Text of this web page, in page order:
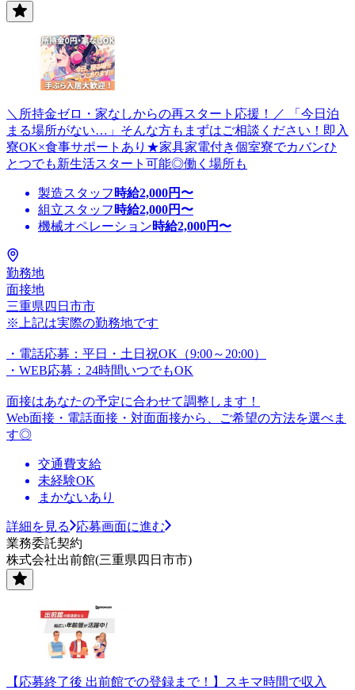
＼所持金ゼロ・家なしからの再スタート応援！／ 「今日泊
まる場所がない…」そんな方もまずはご相談ください！即入
寮OK×食事サポートあり★家具家電付き個室寮でカバンひ
とつでも新生活スタート可能◎働く場所も
製造スタッフ 時給2,000円〜
組立スタッフ 時給2,000円〜
機械オペレーション時給2,000円〜
勤務地
面接地
三重県四日市市
※上記は実際の勤務地です
・電話応募：平日・土日祝OK（9:00～20:00）
・WEB応募：24時間いつでもOK
面接はあなたの予定に合わせて調整します！
Web面接・電話面接・対面面接から、ご希望の方法を選べま
す◎
交通費支給
未経験OK
まかないあり
詳細を見る
応募画面に進む
業務委託契約
株式会社出前館(三重県四日市市)
【応募終了後 出前館での登録まで！】スキマ時間で収入